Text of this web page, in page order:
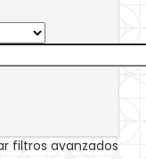
filtros avanzados